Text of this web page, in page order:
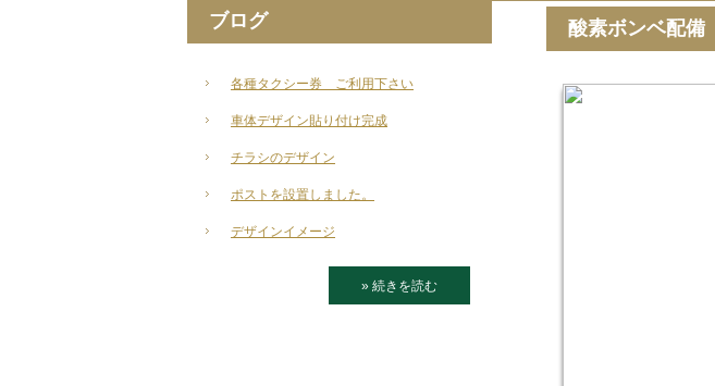
酸素ボンベ配備
ブログ
各種タクシー券 ご利用下さい
車体デザイン貼り付け完成
チラシのデザイン
ポストを設置しました。
デザインイメージ
» 続きを読む